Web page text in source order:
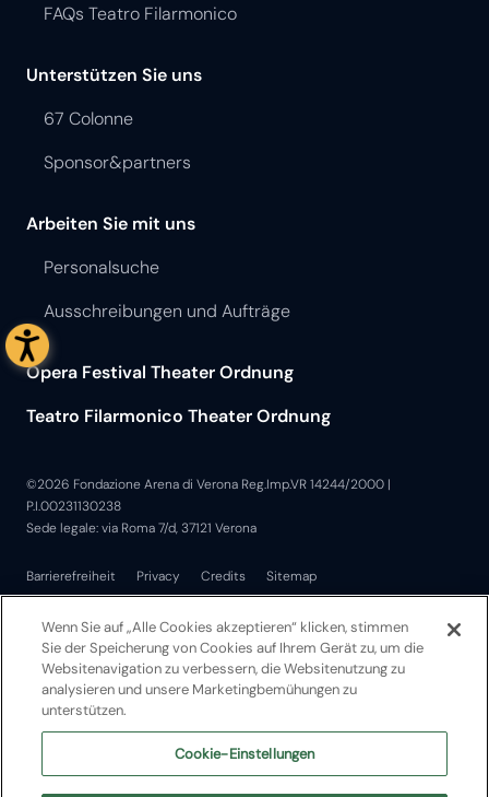
FAQs Teatro Filarmonico
Unterstützen Sie uns
67 Colonne
Sponsor&partners
Arbeiten Sie mit uns
Personalsuche
Ausschreibungen und Aufträge
Opera Festival Theater Ordnung
Teatro Filarmonico Theater Ordnung
©2026 Fondazione Arena di Verona Reg.Imp.VR 14244/2000 |
P.I.00231130238
Sede legale: via Roma 7/d, 37121 Verona
Barrierefreiheit Privacy Credits Sitemap
Wenn Sie auf „Alle Cookies akzeptieren“ klicken, stimmen
Sie der Speicherung von Cookies auf Ihrem Gerät zu, um die
Websitenavigation zu verbessern, die Websitenutzung zu
analysieren und unsere Marketingbemühungen zu
unterstützen.
Cookie-Einstellungen